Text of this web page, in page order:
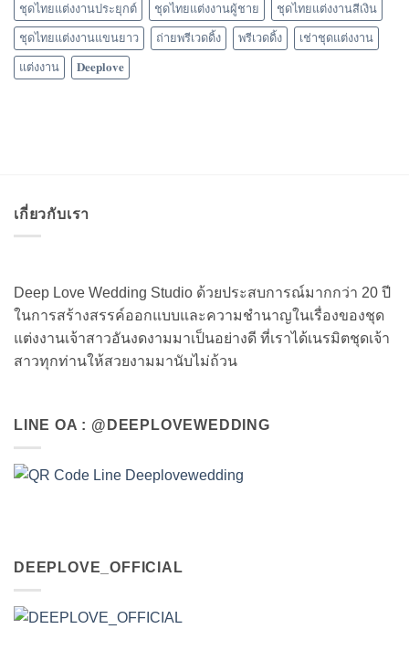
ชุดไทยแต่งงานประยุกต์ ชุดไทยแต่งงานผู้ชาย ชุดไทยแต่งงานสีเงิน
ชุดไทยแต่งงานแขนยาว ถ่ายพรีเวดดิ้ง พรีเวดดิ้ง เช่าชุดแต่งงาน
แต่งงาน 𝐃𝐞𝐞𝐩𝐥𝐨𝐯𝐞
เกี่ยวกับเรา
Deep Love Wedding Studio ด้วยประสบการณ์มากกว่า 20 ปี
ในการสร้างสรรค์ออกแบบและความชำนาญในเรื่องของชุด
แต่งงานเจ้าสาวอันงดงามมาเป็นอย่างดี ที่เราได้เนรมิตชุดเจ้า
สาวทุกท่านให้สวยงามมานับไม่ถ้วน
LINE OA : @DEEPLOVEWEDDING
DEEPLOVE_OFFICIAL